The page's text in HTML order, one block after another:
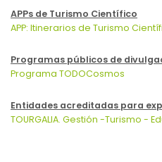
APPs de Turismo Científico
APP: Itinerarios de Turismo
Programas públicos de
Programa TODOCosmos
Entidades acreditadas para
TOURGALIA. Gestión -Turismo -